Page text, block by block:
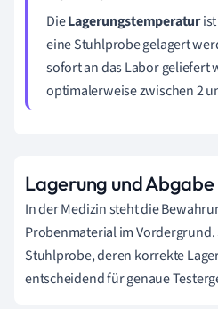
DieLagerungstemperaturist
eine Stuhlprobe gelagert
sofort an das Labor geliefert
optimalerweise zwischen 2
Lagerung und
In der Medizin steht die
Probenmaterial im Vordergrund.
Stuhlprobe, deren korrekte
entscheidend für genaue